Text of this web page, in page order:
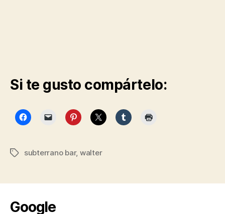
Si te gusto compártelo:
Etiquetas
subterrano bar, walter
Google